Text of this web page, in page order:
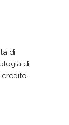
di
di